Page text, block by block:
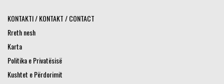
KONTAKTI / KONTAKT / CONTACT
Rreth nesh
Karta
Politika e Privatësisë
Kushtet e Përdorimit